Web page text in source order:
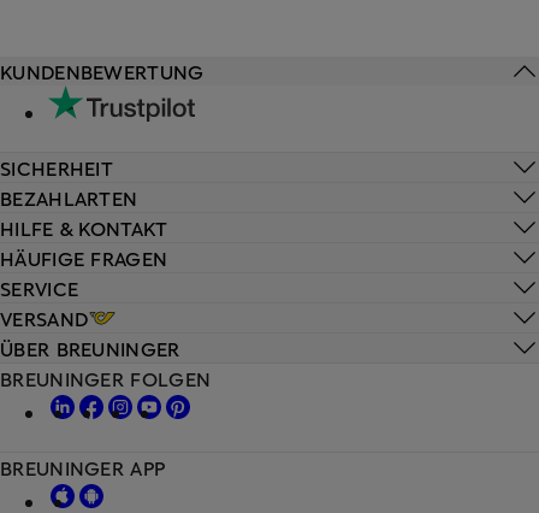
HILFE & KONTAKT
HÄUFIGE FRAGEN
SERVICE
VERSAND
KUNDENBEWERTUNG
SICHERHEIT
BEZAHLARTEN
ÜBER BREUNINGER
BREUNINGER FOLGEN
BREUNINGER APP